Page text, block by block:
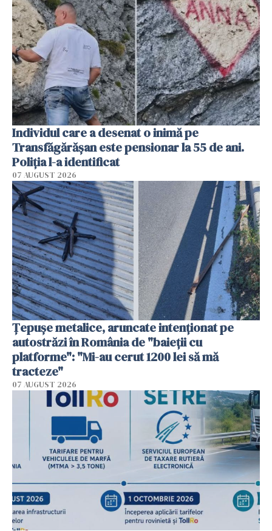
Individul care a desenat o inimă pe
Transfăgărășan este pensionar la 55 de ani.
Poliția l-a identificat
07 AUGUST 2026
Țepușe metalice, aruncate intenționat pe
autostrăzi în România de "baieții cu
platforme": "Mi-au cerut 1200 lei să mă
tracteze"
07 AUGUST 2026